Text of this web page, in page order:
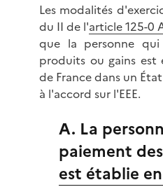
Les modalités
du II de l'article 125-0
que la personne
produits ou gains est
de France dans un
à l'accord sur l'EEE.
A. La
paiement
est établie